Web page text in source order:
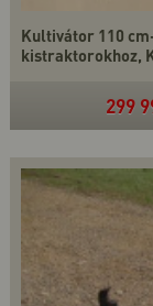
Kultivátor 110
kistraktorokhoz,
299